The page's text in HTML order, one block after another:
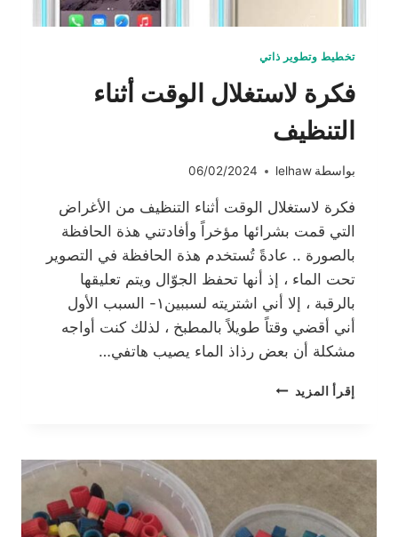
تخطيط وتطوير ذاتي
فكرة لاستغلال الوقت أثناء
التنظيف
بواسطة lelhaw
06/02/2024
فكرة لاستغلال الوقت أثناء التنظيف من الأغراض
التي قمت بشرائها مؤخراً وأفادتني هذة الحافظة
بالصورة .. عادةً تُستخدم هذة الحافظة في التصوير
تحت الماء ، إذ أنها تحفظ الجوّال ويتم تعليقها
بالرقبة ، إلا أني اشتريته لسببين١- السبب الأول
أني أقضي وقتاً طويلاً بالمطبخ ، لذلك كنت أواجه
مشكلة أن بعض رذاذ الماء يصيب هاتفي…
إقرأ المزيد فكرة
التنظيف